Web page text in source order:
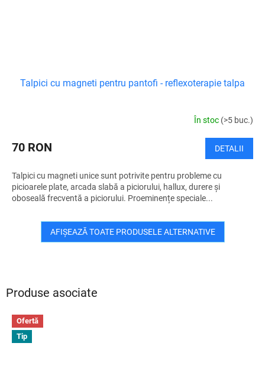
Produse asociate
Ofertă
Tip
Talpici cu magneti pentru pantofi - reflexoterapie talpa
În stoc (>5 buc.)
70 RON DETALII
Talpici cu magneti unice sunt potrivite pentru probleme cu
picioarele plate, arcada slabă a piciorului, hallux, durere și
oboseală frecventă a piciorului. Proeminențe speciale...
AFIŞEAZĂ TOATE PRODUSELE ALTERNATIVE